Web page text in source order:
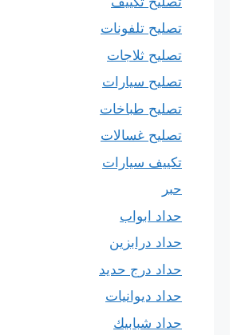
تصليح تلفونات
تصليح ثلاجات
تصليح سيارات
تصليح طباخات
تصليح غسالات
تكييف سيارات
حبر
حداد ابواب
حداد درابزين
حداد درج حديد
حداد ديوانيات
حداد شبابيك